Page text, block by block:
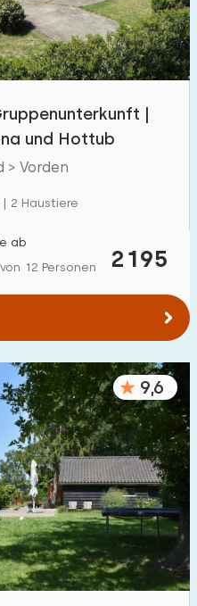
10
18
5
5
|
und Hottub
> Vorden
| 2 Haustiere
2195
ab
12 Personen
9,6